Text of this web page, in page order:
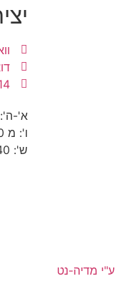
א'-ה': 10:00-21:30
ו': מ 9:00 עד שעה לפני כניסת שבת
ש': 40 דק' אחרי צאת שבת עד 22:30
מדיה-נט​